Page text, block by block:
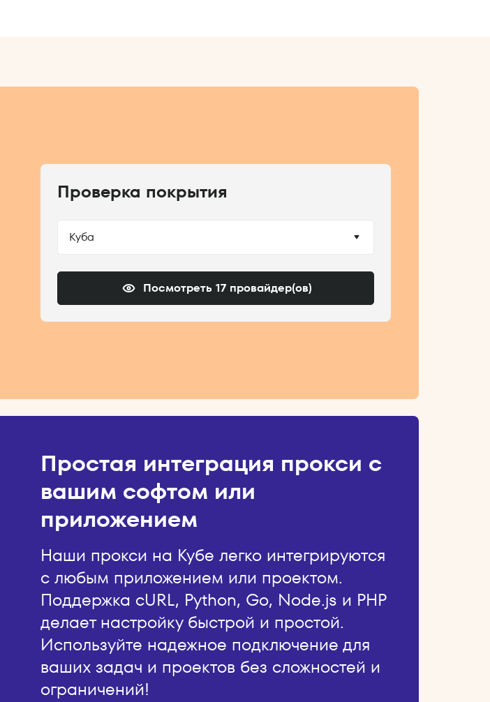
Проверка покрытия
Куба
Посмотреть 17 провайдер(ов)
Простая интеграция прокси с
вашим софтом или
приложением
Наши прокси на Кубе легко интегрируются
с любым приложением или проектом.
Поддержка cURL, Python, Go, Node.js и PHP
делает настройку быстрой и простой.
Используйте надежное подключение для
ваших задач и проектов без сложностей и
ограничений!